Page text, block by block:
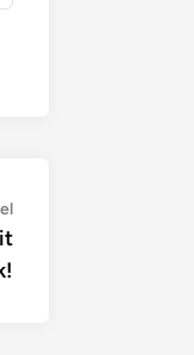
Volgende
artikel: